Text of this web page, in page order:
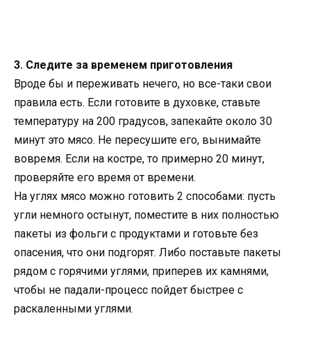
3. Следите за временем приготовления
Вроде бы и переживать нечего, но все-таки свои
правила есть. Если готовите в духовке, ставьте
температуру на 200 градусов, запекайте около 30
минут это мясо. Не пересушите его, вынимайте
вовремя. Если на костре, то примерно 20 минут,
проверяйте его время от времени.
На углях мясо можно готовить 2 способами: пусть
угли немного остынут, поместите в них полностью
пакеты из фольги с продуктами и готовьте без
опасения, что они подгорят. Либо поставьте пакеты
рядом с горячими углями, приперев их камнями,
чтобы не падали-процесс пойдет быстрее с
раскаленными углями.